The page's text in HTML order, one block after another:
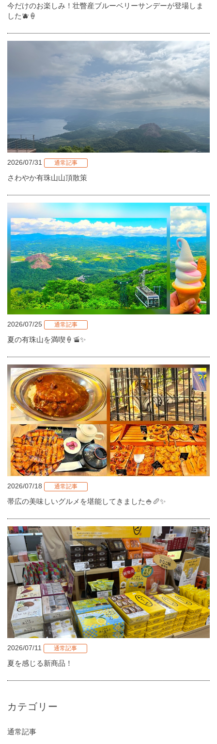
今だけのお楽しみ！壮瞥産ブルーベリーサンデーが登場しま
した🫐🍦
2026/07/31 通常記事
さわやか有珠山山頂散策
2026/07/25 通常記事
夏の有珠山を満喫🍦🚡✨
2026/07/18 通常記事
帯広の美味しいグルメを堪能してきました🍚🥖✨
2026/07/11 通常記事
夏を感じる新商品！
カテゴリー
通常記事